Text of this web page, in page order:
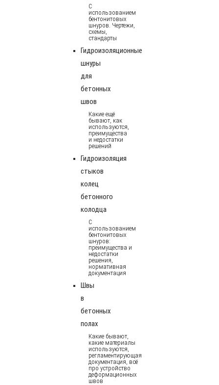
С
использованием
бентонитовых
шнуров. Чертежи,
схемы,
стандарты
Гидроизоляционные
шнуры
для
бетонных
швов
Какие ещё
бывают, как
используются,
преимущества
и недостатки
решений
Гидроизоляция
стыков
колец
бетонного
колодца
С
использованием
бентонитовых
шнуров:
преимущества и
недостатки
решения,
нормативная
документация
Швы
в
бетонных
полах
Какие бывают,
какие материалы
используются,
регламентирующая
документация, всё
про устройство
деформационных
швов